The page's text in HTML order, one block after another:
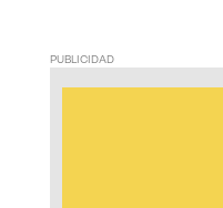
PUBLICIDAD